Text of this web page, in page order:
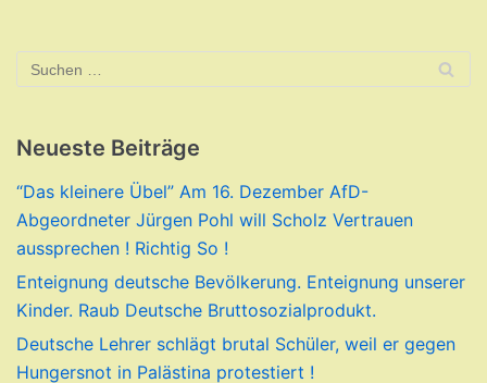
Neueste Beiträge
“Das kleinere Übel” Am 16. Dezember AfD-
Abgeordneter Jürgen Pohl will Scholz Vertrauen
aussprechen ! Richtig So !
Enteignung deutsche Bevölkerung. Enteignung unserer
Kinder. Raub Deutsche Bruttosozialprodukt.
Deutsche Lehrer schlägt brutal Schüler, weil er gegen
Hungersnot in Palästina protestiert !